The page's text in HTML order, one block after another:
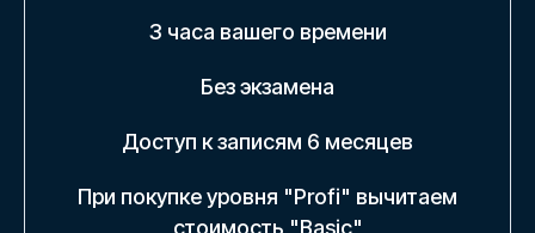
3 часа вашего времени
Без экзамена
Доступ к записям 6 месяцев
При покупке уровня "Profi" вычитаем
стоимость "Basic"